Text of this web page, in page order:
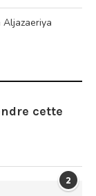
Aljazaeriya
cette
2